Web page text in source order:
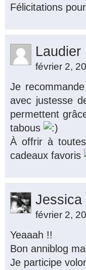
Félicitations
Laudier
février 2,
Je
avec justesse
permettent
tabous
À offrir à
cadeaux favoris
Jessica
février 2,
Yeaaah !!
Bon anniblog
Je participe